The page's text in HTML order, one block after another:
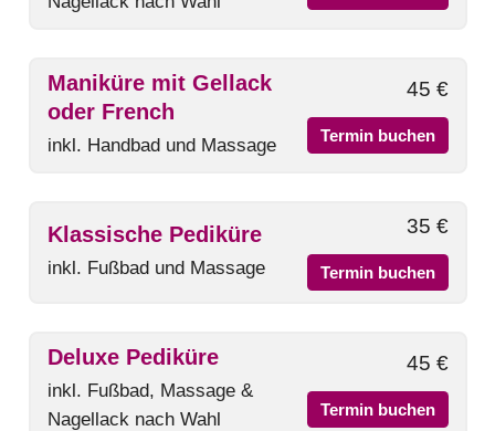
Maniküre mit Gellack
oder French
inkl. Handbad und Massage
45 €
Termin buchen
Klassische Pediküre
inkl. Fußbad und Massage
35 €
Termin buchen
Deluxe Pediküre
inkl. Fußbad, Massage &
Nagellack nach Wahl
45 €
Termin buchen